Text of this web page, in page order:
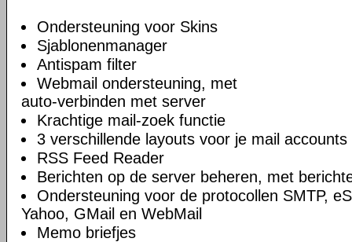
Ondersteuning voor Skins
Sjablonenmanager
Antispam filter
Webmail ondersteuning, met
auto-verbinden met server
Krachtige mail-zoek functie
3 verschillende layouts voor je mail accounts
RSS Feed Reader
Berichten op de server beheren, met
Ondersteuning voor de protocollen SMTP,
Yahoo, GMail en WebMail
Memo briefjes